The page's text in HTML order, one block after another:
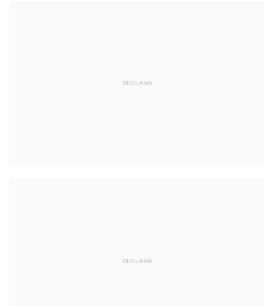
REKLAMA
REKLAMA